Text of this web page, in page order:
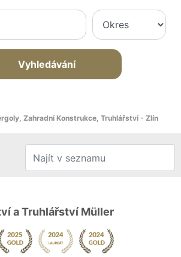
Vyhledávání
Zahradní Konstrukce, Truhlářství - Zlín
a Truhlářství Müller